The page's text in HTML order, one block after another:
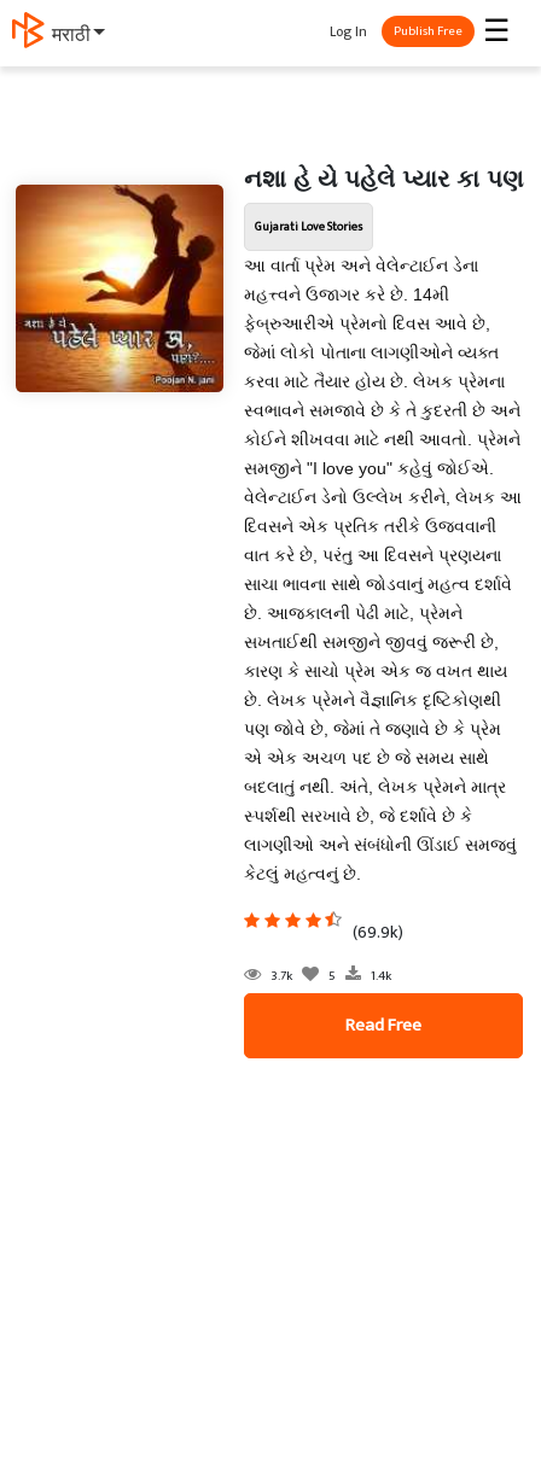
मराठी ☰
Log In Publish Free
નશા હે યે પહેલે પ્યાર કા પણ
Gujarati Love Stories
આ વાર્તા પ્રેમ અને વેલેન્ટાઈન ડેના
મહત્ત્વને ઉજાગર કરે છે. 14મી
ફેબ્રુઆરીએ પ્રેમનો દિવસ આવે છે,
જેમાં લોકો પોતાના લાગણીઓને વ્યક્ત
કરવા માટે તૈયાર હોય છે. લેખક પ્રેમના
સ્વભાવને સમજાવે છે કે તે કુદરતી છે અને
કોઈને શીખવવા માટે નથી આવતો. પ્રેમને
સમજીને "I love you" કહેવું જોઈએ.
વેલેન્ટાઈન ડેનો ઉલ્લેખ કરીને, લેખક આ
દિવસને એક પ્રતિક તરીકે ઉજવવાની
વાત કરે છે, પરંતુ આ દિવસને પ્રણયના
સાચા ભાવના સાથે જોડવાનું મહત્વ દર્શાવે
છે. આજકાલની પેઢી માટે, પ્રેમને
સખતાઈથી સમજીને જીવવું જરૂરી છે,
કારણ કે સાચો પ્રેમ એક જ વખત થાય
છે. લેખક પ્રેમને વૈજ્ઞાનિક દૃષ્ટિકોણથી
પણ જોવે છે, જેમાં તે જણાવે છે કે પ્રેમ
એ એક અચળ પદ છે જે સમય સાથે
બદલાતું નથી. અંતે, લેખક પ્રેમને માત્ર
સ્પર્શથી સરખાવે છે, જે દર્શાવે છે કે
લાગણીઓ અને સંબંધોની ઊંડાઈ સમજવું
કેટલું મહત્વનું છે.
(69.9k)
3.7k 5 1.4k
Read Free